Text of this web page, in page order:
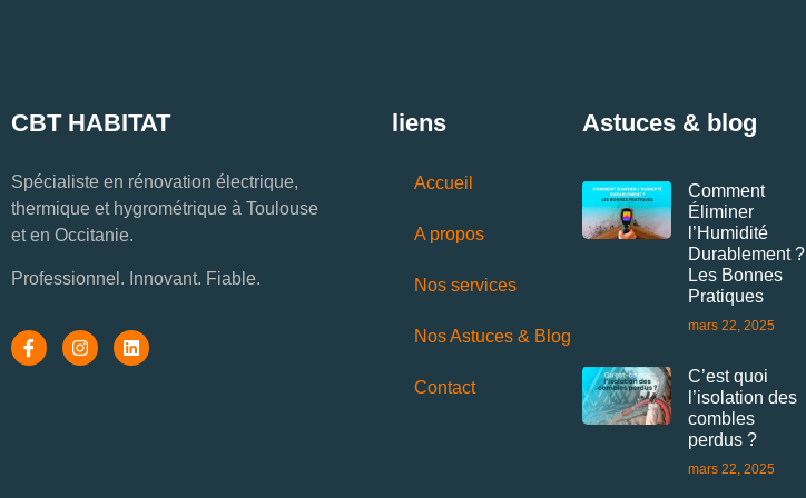
CBT HABITAT
Spécialiste en rénovation électrique,
thermique et hygrométrique à Toulouse
et en Occitanie.
Professionnel. Innovant. Fiable.
liens
Accueil
A propos
Nos services
Nos Astuces & Blog
Contact
Astuces & blog
Comment
Éliminer
l’Humidité
Durablement ?
Les Bonnes
Pratiques
mars 22, 2025
C’est quoi
l’isolation des
combles
perdus ?
mars 22, 2025